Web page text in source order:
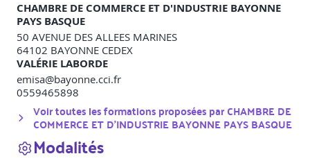
CHAMBRE DE COMMERCE ET D'INDUSTRIE BAYONNE
PAYS BASQUE
50 AVENUE DES ALLEES MARINES
64102 BAYONNE CEDEX
VALÉRIE LABORDE
emisa@bayonne.cci.fr
0559465898
Voir toutes les formations proposées parCHAMBRE DE
COMMERCE ET D'INDUSTRIE BAYONNE PAYS BASQUE
Modalités